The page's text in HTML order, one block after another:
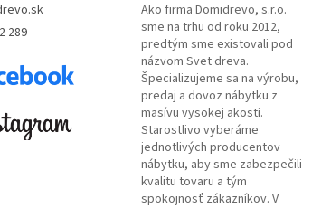
289
Ako firma Domidrevo, s.r.o.
sme na trhu od roku 2012,
predtým sme existovali pod
názvom Svet dreva.
Špecializujeme sa na výrobu,
predaj a dovoz nábytku z
masívu vysokej akosti.
Starostlivo vyberáme
jednotlivých producentov
nábytku, aby sme zabezpečili
kvalitu tovaru a tým
spokojnosť zákazníkov. V